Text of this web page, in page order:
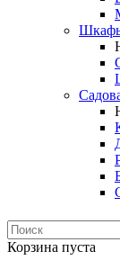
Корзина пуста